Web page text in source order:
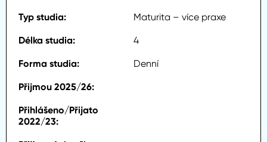
Maturita – více praxe
4
Denní